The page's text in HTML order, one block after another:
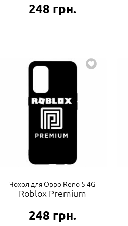
248 грн.
Чохол для Oppo Reno 5 4G
Roblox Premium
248 грн.